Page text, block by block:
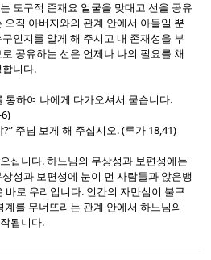
도구적 존재요 얼굴을 맞대고 선을 공유
오직 아버지와의 관계 안에서 아들일 뿐
인지를 알게 해 주시고 내 존재성을 부
로 공유하는 선은 언제나 나의 필요를 채
합니다.
통하여 나에게 다가오셔서 묻습니다.
?” 주님 보게 해 주십시오 . (루가 18,41)
십니다.하느님의 무상성과 보편성에는
상성과 보편성에 눈이 먼 사람들과 앉은뱅
바로 우리입니다. 인간의 자만심이 불구
계를 무너뜨리는 관계 안에서 하느님의
됩니다.